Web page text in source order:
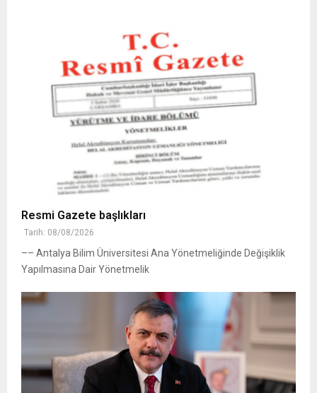
Resmi Gazete başlıkları
Tarih: 08/08/2026
–– Antalya Bilim Üniversitesi Ana Yönetmeliğinde Değişiklik
Yapılmasına Dair Yönetmelik